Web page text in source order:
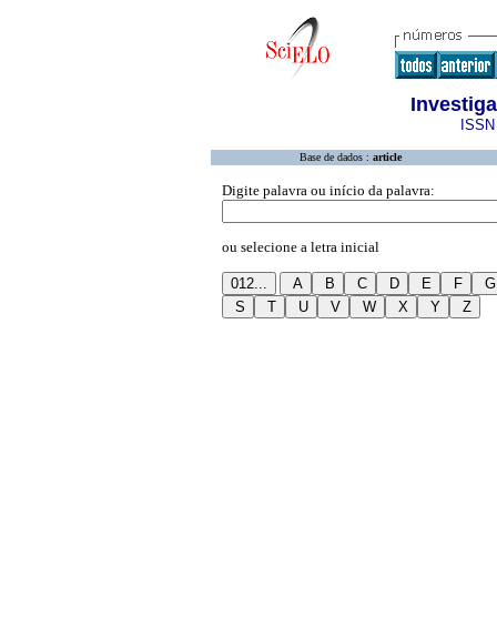
Base de dados : article
Digite palavra ou início da palavra:
ou selecione a letra inicial